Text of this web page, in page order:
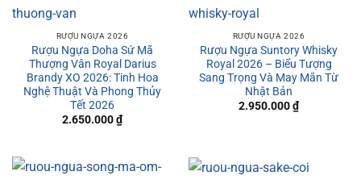
RƯỢU NGỰA 2026
Rượu Ngựa Doha Sứ Mã
Thượng Vân Royal Darius
Brandy XO 2026: Tinh Hoa
Nghệ Thuật Và Phong Thủy
Tết 2026
2.650.000₫
RƯỢU NGỰA 2026
Rượu Ngựa Suntory Whisky
Royal 2026 – Biểu Tượng
Sang Trọng Và May Mắn Từ
Nhật Bản
2.950.000₫